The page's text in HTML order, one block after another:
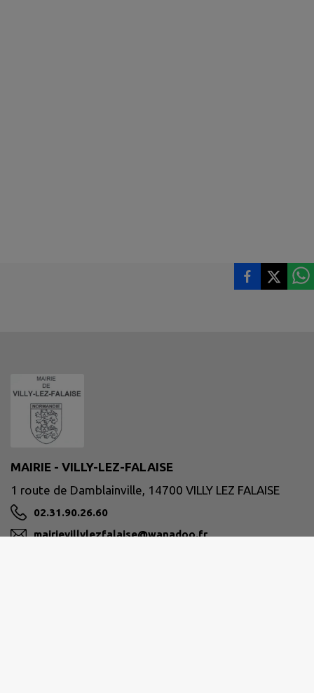
MAIRIE - VILLY-LEZ-FALAISE
1 route de Damblainville, 14700 VILLY LEZ FALAISE
02.31.90.26.60
mairievillylezfalaise@wanadoo.fr